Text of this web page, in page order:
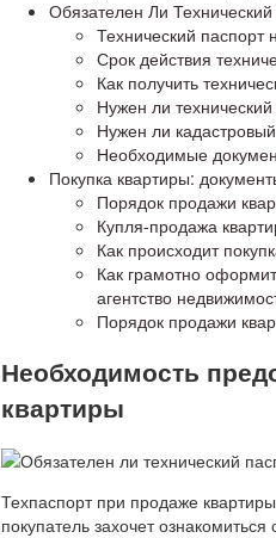
Обязателен Ли
Технический паспорт
Срок действия
Как получить
Нужен ли
Нужен ли
Необходимые
Покупка квартиры:
Порядок продажи
Купля-продажа
Как происходит
Как грамотно
агентство
Порядок продажи
Необходимость
квартиры
Техпаспорт при продаже
покупатель захочет